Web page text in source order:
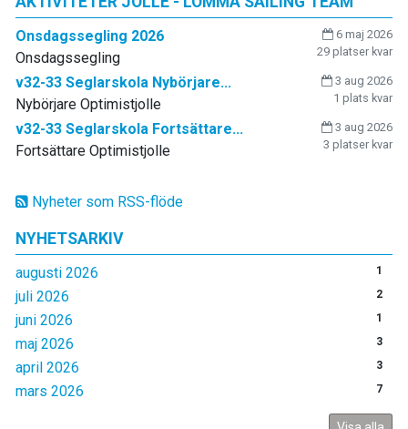
Nyheter som RSS-flöde
NYHETSARKIV
augusti 2026 1
juli 2026 2
juni 2026 1
maj 2026 3
april 2026 3
mars 2026 7
Onsdagssegling 2026
6 maj 2026
29 platser kvar
Onsdagssegling
v32-33 Seglarskola Nybörjare...
3 aug 2026
1 plats kvar
Nybörjare Optimistjolle
v32-33 Seglarskola Fortsättare...
3 aug 2026
3 platser kvar
Fortsättare Optimistjolle